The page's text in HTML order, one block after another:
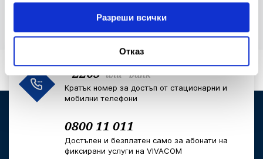
Разреши всички
Отказ
*2265 или*bank
Кратък номер за достъп от стационарни и
мобилни телефони
0800 11 011
Достъпен и безплатен само за абонати на
фиксирани услуги на VIVACOM